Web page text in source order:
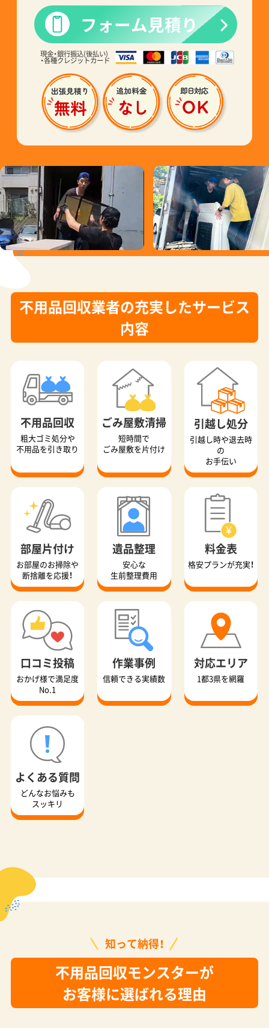
フォーム見積り
現金・銀行振込(後払い)
・各種クレジットカード
不用品回収業者の充実したサービス
内容
不用品回収
粗大ゴミ処分や
不用品を引き取り
ごみ屋敷清掃
短時間で
ごみ屋敷を片付け
引越し処分
引越し時や退去時
の
お手伝い
部屋片付け
お部屋のお掃除や
断捨離を応援！
遺品整理
安心な
生前整理費用
料金表
格安プランが充実！
口コミ投稿
おかげ様で満足度
No.1
作業事例
信頼できる実績数
対応エリア
1都3県を網羅
よくある質問
どんなお悩みも
スッキリ
知って納得！
不用品回収モンスターが
お客様に選ばれる理由